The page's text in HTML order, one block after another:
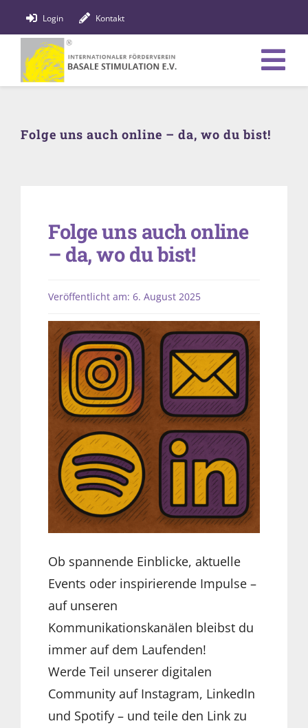
Inhalt
springen
Login Kontakt
Bildung
Förderung
Folge uns auch online – da, wo du bist!
Folge uns auch online
– da, wo du bist!
Veröffentlicht am: 6. August 2025
Ob spannende Einblicke, aktuelle
Events oder inspirierende Impulse –
auf unseren
Kommunikationskanälen bleibst du
immer auf dem Laufenden!
Werde Teil unserer digitalen
Community auf Instagram, LinkedIn
und Spotify – und teile den Link zu